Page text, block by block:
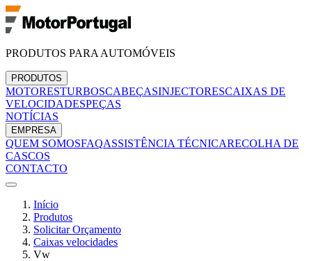
PRODUTOS PARA AUTOMÓVEIS
PRODUTOS
MOTORESTURBOSCABEÇASINJECTORESCAIXAS DE
VELOCIDADESPEÇAS
NOTÍCIAS
EMPRESA
QUEM SOMOSFAQASSISTÊNCIA TÉCNICARECOLHA DE
CASCOS
CONTACTO
Início
Produtos
Solicitar Orçamento
Caixas velocidades
Vw